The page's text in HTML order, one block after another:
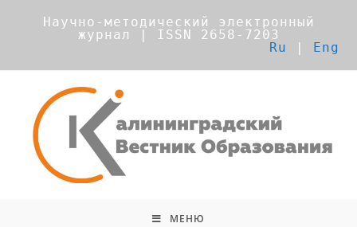
Научно-методический электронный
журнал | ISSN 2658-7203
Ru | Eng
МЕНЮ